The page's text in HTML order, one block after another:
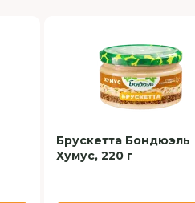
Брускетта Бондюэль
Хумус, 220 г